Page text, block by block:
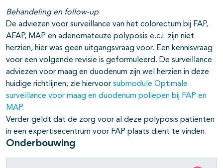
Behandeling en follow-up
De adviezen voor surveillance van het colorectum bij FAP,
AFAP, MAP en adenomateuze polyposis e.c.i. zijn niet
herzien, hier was geen uitgangsvraag voor. Een kennisvraag
voor een volgende revisie is geformuleerd. De surveillance
adviezen voor maag en duodenum zijn wel herzien in deze
huidige richtlijnen, zie hiervoor submodule Optimale
surveillance voor maag en duodenum poliepen bij FAP en
MAP.
Verder geldt dat de zorg voor al deze polyposis patiënten
in een expertisecentrum voor FAP plaats dient te vinden.
Onderbouwing